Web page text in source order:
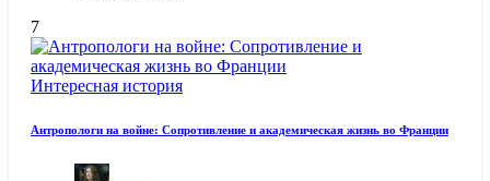
7
Интересная история
Антропологи на войне: Сопротивление и академическая жизнь во Франции